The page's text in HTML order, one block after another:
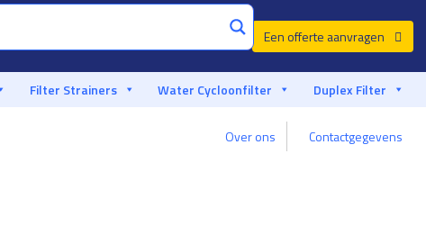
Een offerte aanvragen
Filter Strainers Water Cycloonfilter
Duplex Filter
Aangepast advies van een filterspecialist
Over ons Contactgegevens